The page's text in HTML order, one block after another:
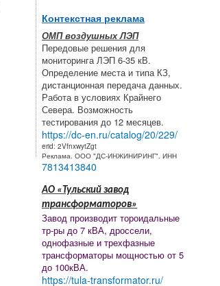
Контекстная реклама
ОМП воздушных ЛЭП
Передовые решения для
мониторинга ЛЭП 6-35 кВ.
Определение места и типа КЗ,
дистанционная передача данных.
Работа в условиях Крайнего
Севера. Возможность
тестирования до 12 месяцев.
https://dc-en.ru/catalog/20/229/
erid: 2VfnxwytZgt
Реклама. ООО "ДС-ИНЖИНИРИНГ". ИНН
7813413840
АО «Тульский завод
трансформаторов»
Завод производит тороидальные
тр-ры до 7 кВА, дроссели,
однофазные и трехфазные
трансформаторы мощностью от 5
до 100кВА.
https://tula-transformator.ru/